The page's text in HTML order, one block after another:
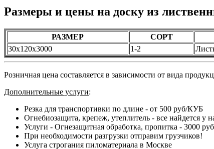
Размеры и цены на доску из
РАЗМЕР СОРТ
30х120х3000
1-2
Розничная цена составляется в зависимости от вида
Дополнительные услуги:
Резка для транспортивки по длине - от 500 руб/КУБ
Огнебиозащита, крепеж, утеплитель - все найдется у
Услуги - Огнезащитная обработка, пропитка - 3000
При необходимости разгрузки отправим грузчиков!
Услуга строгания пиломатериала в Москве